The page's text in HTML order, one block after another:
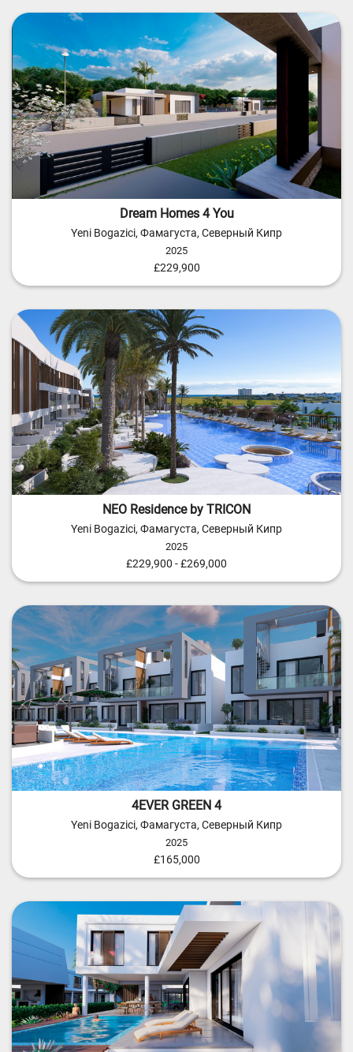
Dream Homes 4 You
Yeni Bogazici, Фамагуста, Северный Кипр
2025
£229,900
NEO Residence by TRICON
Yeni Bogazici, Фамагуста, Северный Кипр
2025
£229,900 - £269,000
4EVER GREEN 4
Yeni Bogazici, Фамагуста, Северный Кипр
2025
£165,000